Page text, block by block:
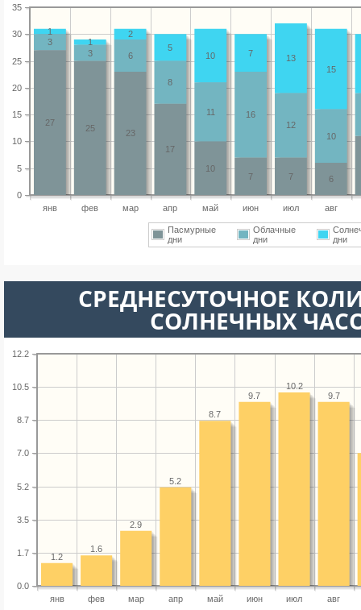
янв фев мар апр май июн июл авг
0
5
10
15
20
25
30
35
6
7
7
10
17
23
25
27
10
12
16
11
8
6
3
3
15
13
7
10
5
2
1
1
Пасмурные
дни
Облачные
дни
дни
СРЕДНЕСУТОЧНОЕ
СОЛНЕЧНЫХ
янв фев мар апр май июн июл авг
0.0
1.7
3.5
5.2
7.0
8.7
10.5
12.2
9.7
10.2
9.7
8.7
5.2
2.9
1.6
1.2